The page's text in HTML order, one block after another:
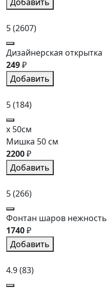
5(2607)
Дизайнерская открытка
249₽
Добавить
5(184)
x 50см
Мишка 50 см
2200₽
Добавить
5(266)
Фонтан шаров нежность
1740₽
Добавить
4.9(83)